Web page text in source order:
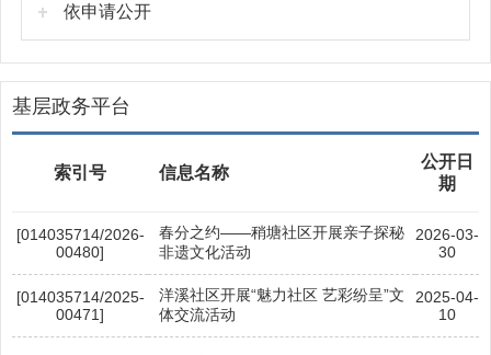
依申请公开
基层政务平台
索引号 信息名称
公开日
期
[014035714/2026-
00480]
春分之约——稍塘社区开展亲子探秘
非遗文化活动
2026-03-
30
[014035714/2025-
00471]
洋溪社区开展“魅力社区 艺彩纷呈”文
体交流活动
2025-04-
10